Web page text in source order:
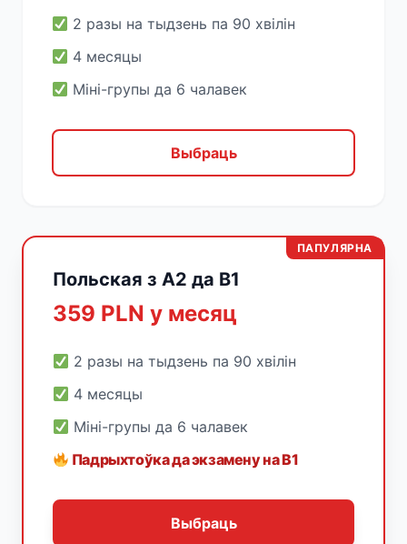
2 разы на тыдзень па 90 хвілін
4 месяцы
Міні-групы да 6 чалавек
Выбраць
ПАПУЛЯРНА
Польская з A2 да B1
359 PLN у месяц
2 разы на тыдзень па 90 хвілін
4 месяцы
Міні-групы да 6 чалавек
Падрыхтоўка да экзамену на B1
Выбраць